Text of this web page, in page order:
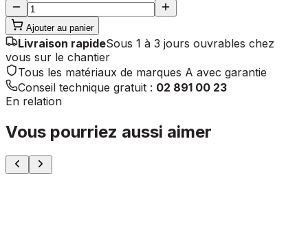
Ajouter au panier
Livraison rapideSous 1 à 3 jours ouvrables chez
vous sur le chantier
Tous les matériaux de marques A avec garantie
Conseil technique gratuit : 02 891 00 23
En relation
Vous pourriez aussi aimer